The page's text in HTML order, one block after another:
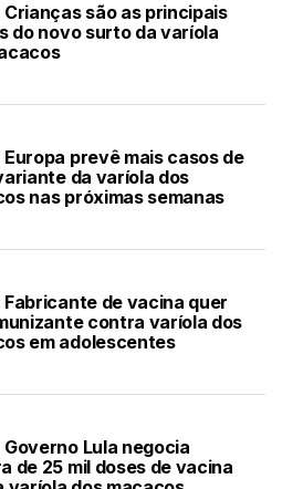
Crianças são as principais
do novo surto da varíola
prevê mais casos de
da varíola dos
nas próximas semanas
Fabricante de vacina quer
contra varíola dos
em adolescentes
Lula negocia
de 25 mil doses de vacina